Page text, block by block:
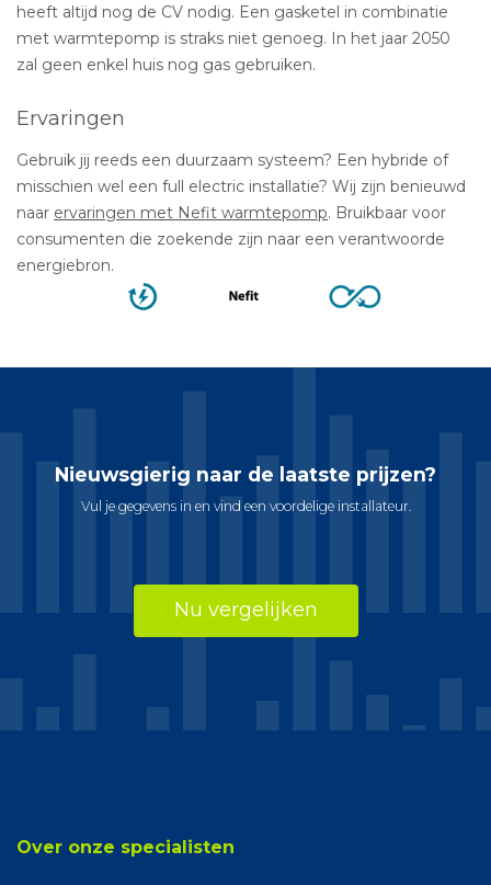
heeft altijd nog de CV nodig. Een gasketel in combinatie
met warmtepomp is straks niet genoeg. In het jaar 2050
zal geen enkel huis nog gas gebruiken.
Ervaringen
Gebruik jij reeds een duurzaam systeem? Een hybride of
misschien wel een full electric installatie? Wij zijn benieuwd
naar ervaringen met Nefit warmtepomp. Bruikbaar voor
consumenten die zoekende zijn naar een verantwoorde
energiebron.
Nieuwsgierig naar de laatste prijzen?
Vul je gegevens in en vind een voordelige installateur.
Nu vergelijken
Over onze specialisten